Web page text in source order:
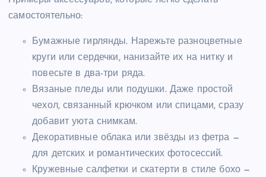
самостоятельно:
Бумажные гирлянды. Нарежьте разноцветные
круги или сердечки, нанизайте их на нитку и
повесьте в два-три ряда.
Вязаные пледы или подушки. Даже простой
чехол, связанный крючком или спицами, сразу
добавит уюта снимкам.
Декоративные облака или звёзды из фетра —
для детских и романтических фотосессий.
Кружевные салфетки и скатерти в стиле бохо —